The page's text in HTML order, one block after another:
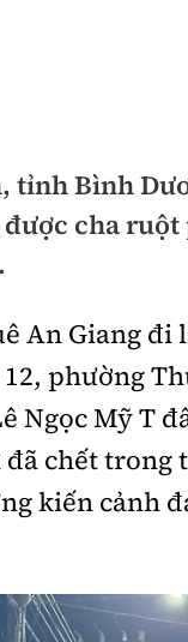
Hàng hải
Đường sắt đô thị
Mời thầu - Đấu
Thi viết về Ngành
Bóng đá
tỉnh Bình
cha
An Giang đi
phường
Ngọc Mỹ T
chết trong
kiến cảnh